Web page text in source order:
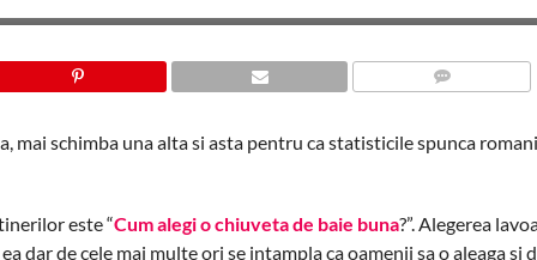
mai schimba una alta si asta pentru ca statisticile spunca
este “Cum alegi o chiuveta de baie buna?”. Alegerea
dar de cele mai multe ori se intampla ca oamenii sa o aleaga si